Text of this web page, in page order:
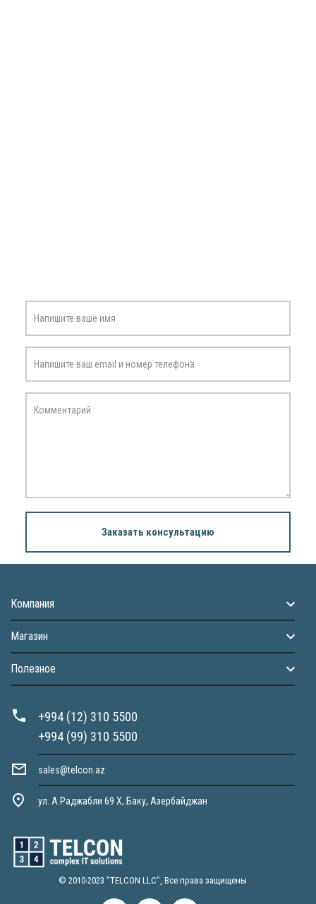
Заказать консультацию
Компания
Магазин
Полезное
+994 (12) 310 5500
+994 (99) 310 5500
sales@telcon.az
ул. А.Раджабли 69 X, Баку, Азербайджан
© 2010-2023 "TELCON LLC", Все права защищены